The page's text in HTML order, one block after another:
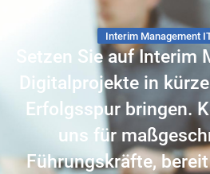
Interim Management
Setzen Sie auf Interim
Digitalprojekte in
Erfolgsspur bringen.
uns für
Führungskräfte,